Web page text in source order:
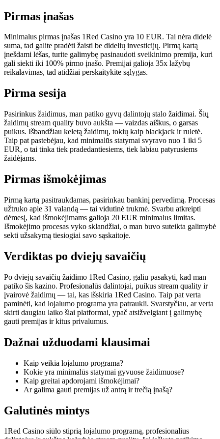
Pirmas įnašas
Minimalus pirmas įnašas 1Red Casino yra 10 EUR. Tai nėra didelė
suma, tad galite pradėti žaisti be didelių investicijų. Pirmą kartą
įnešdami lėšas, turite galimybę pasinaudoti sveikinimo premija, kuri
gali siekti iki 100% pirmo įnašo. Premijai galioja 35x lažybų
reikalavimas, tad atidžiai perskaitykite sąlygas.
Pirma sesija
Pasirinkus žaidimus, man patiko gyvų dalintojų stalo žaidimai. Šių
žaidimų stream quality buvo aukšta — vaizdas aiškus, o garsas
puikus. Išbandžiau keletą žaidimų, tokių kaip blackjack ir ruletė.
Taip pat pastebėjau, kad minimalūs statymai svyravo nuo 1 iki 5
EUR, o tai tinka tiek pradedantiesiems, tiek labiau patyrusiems
žaidėjams.
Pirmas išmokėjimas
Pirmą kartą pasitraukdamas, pasirinkau bankinį pervedimą. Procesas
užtruko apie 31 valandą — tai vidutinė trukmė. Svarbu atkreipti
dėmesį, kad išmokėjimams galioja 20 EUR minimalus limitas.
Išmokėjimo procesas vyko sklandžiai, o man buvo suteikta galimybė
sekti užsakymą tiesiogiai savo sąskaitoje.
Verdiktas po dviejų savaičių
Po dviejų savaičių žaidimo 1Red Casino, galiu pasakyti, kad man
patiko šis kazino. Profesionalūs dalintojai, puikus stream quality ir
įvairovė žaidimų — tai, kas išskiria 1Red Casino. Taip pat verta
paminėti, kad lojalumo programa yra patraukli. Svarstyčiau, ar verta
skirti daugiau laiko šiai platformai, ypač atsižvelgiant į galimybę
gauti premijas ir kitus privalumus.
Dažnai užduodami klausimai
Kaip veikia lojalumo programa?
Kokie yra minimalūs statymai gyvuose žaidimuose?
Kaip greitai apdorojami išmokėjimai?
Ar galima gauti premijas už antrą ir trečią įnašą?
Galutinės mintys
1Red Casino siūlo stiprią lojalumo programą, profesionalius